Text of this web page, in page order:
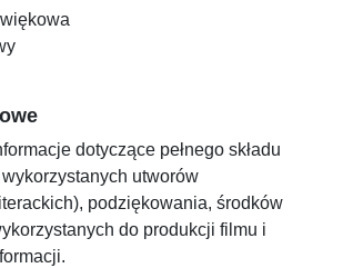
dotyczące pełnego składu
utworów
podziękowania, środków
do produkcji filmu i